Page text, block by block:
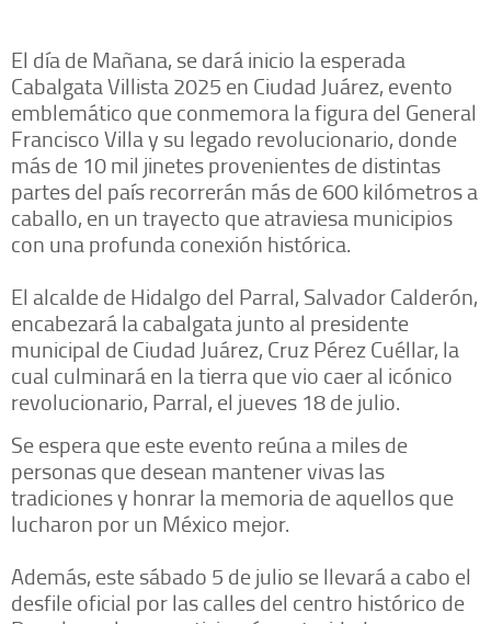
El día de Mañana, se dará inicio la esperada
Cabalgata Villista 2025 en Ciudad Juárez, evento
emblemático que conmemora la figura del General
Francisco Villa y su legado revolucionario, donde
más de 10 mil jinetes provenientes de distintas
partes del país recorrerán más de 600 kilómetros a
caballo, en un trayecto que atraviesa municipios
con una profunda conexión histórica.
El alcalde de Hidalgo del Parral, Salvador Calderón,
encabezará la cabalgata junto al presidente
municipal de Ciudad Juárez, Cruz Pérez Cuéllar, la
cual culminará en la tierra que vio caer al icónico
revolucionario, Parral, el jueves 18 de julio.
Se espera que este evento reúna a miles de
personas que desean mantener vivas las
tradiciones y honrar la memoria de aquellos que
lucharon por un México mejor.
Además, este sábado 5 de julio se llevará a cabo el
desfile oficial por las calles del centro histórico de